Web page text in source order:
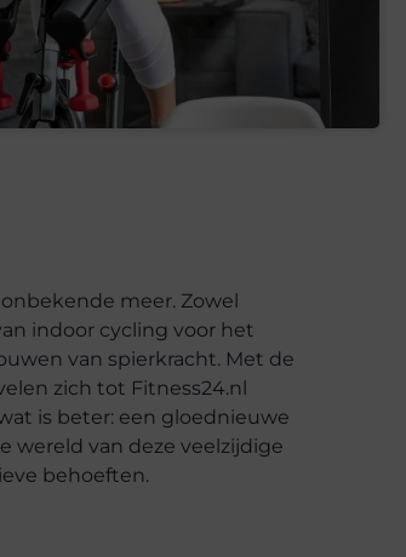
meer. Zowel
indoor cycling voor het
van spierkracht. Met de
zich tot Fitness24.nl
is beter: een gloednieuwe
wereld van deze veelzijdige
behoeften.